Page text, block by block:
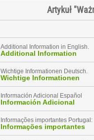
Artykuł
Additional Information in English.
Additional Information
Wichtige Informationen Deutsch.
Wichtige Informationen
Información Adicional Español
Información Adicional
Informações importantes Portugal:
Informações importantes